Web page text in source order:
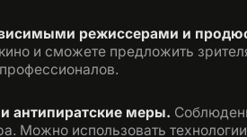
режиссерами и
и сможете предложить
антипиратские меры.
Можно использовать